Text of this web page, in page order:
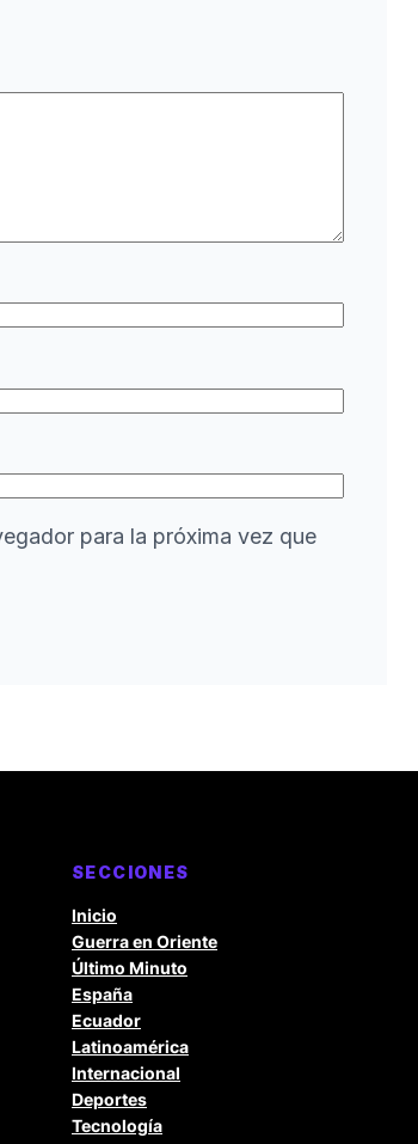
para la próxima vez que
SECCIONES
Inicio
Guerra en Oriente
Último Minuto
España
Ecuador
Latinoamérica
Internacional
Deportes
Tecnología